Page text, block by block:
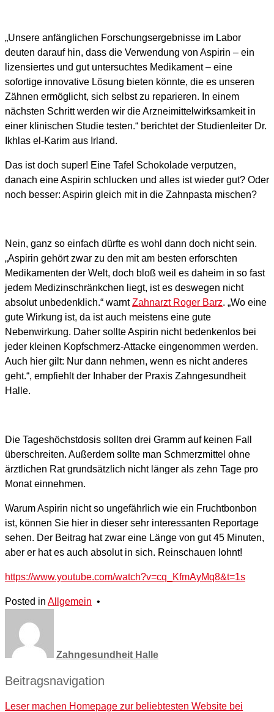
„Unsere anfänglichen Forschungsergebnisse im Labor
deuten darauf hin, dass die Verwendung von Aspirin – ein
lizensiertes und gut untersuchtes Medikament – eine
sofortige innovative Lösung bieten könnte, die es unseren
Zähnen ermöglicht, sich selbst zu reparieren. In einem
nächsten Schritt werden wir die Arzneimittelwirksamkeit in
einer klinischen Studie testen.“ berichtet der Studienleiter Dr.
Ikhlas el-Karim aus Irland.
Das ist doch super! Eine Tafel Schokolade verputzen,
danach eine Aspirin schlucken und alles ist wieder gut? Oder
noch besser: Aspirin gleich mit in die Zahnpasta mischen?
Nein, ganz so einfach dürfte es wohl dann doch nicht sein.
„Aspirin gehört zwar zu den mit am besten erforschten
Medikamenten der Welt, doch bloß weil es daheim in so fast
jedem Medizinschränkchen liegt, ist es deswegen nicht
absolut unbedenklich.“ warntZahnarzt Roger Barz. „Wo eine
gute Wirkung ist, da ist auch meistens eine gute
Nebenwirkung. Daher sollte Aspirin nicht bedenkenlos bei
jeder kleinen Kopfschmerz-Attacke eingenommen werden.
Auch hier gilt: Nur dann nehmen, wenn es nicht anderes
geht.“, empfiehlt der Inhaber der Praxis Zahngesundheit
Halle.
Die Tageshöchstdosis sollten drei Gramm auf keinen Fall
überschreiten. Außerdem sollte man Schmerzmittel ohne
ärztlichen Rat grundsätzlich nicht länger als zehn Tage pro
Monat einnehmen.
Warum Aspirin nicht so ungefährlich wie ein Fruchtbonbon
ist, können Sie hier in dieser sehr interessanten Reportage
sehen. Der Beitrag hat zwar eine Länge von gut 45 Minuten,
aber er hat es auch absolut in sich. Reinschauen lohnt!
https://www.youtube.com/watch?v=cq_KfmAyMq8&t=1s
Posted in Allgemein •
Zahngesundheit Halle
Beitragsnavigation
Leser machen Homepage zur beliebtesten Website bei